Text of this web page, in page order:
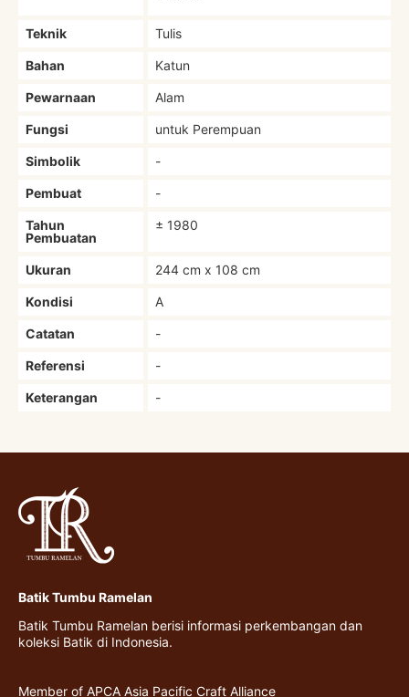
Teknik Tulis
Bahan Katun
Pewarnaan Alam
Fungsi untuk Perempuan
Simbolik -
Pembuat -
Tahun
Pembuatan
± 1980
Ukuran 244 cm x 108 cm
Kondisi A
Catatan -
Referensi -
Keterangan -
Batik Tumbu Ramelan
Batik Tumbu Ramelan berisi informasi perkembangan dan
koleksi Batik di Indonesia.
Member of APCA Asia Pacific Craft Alliance